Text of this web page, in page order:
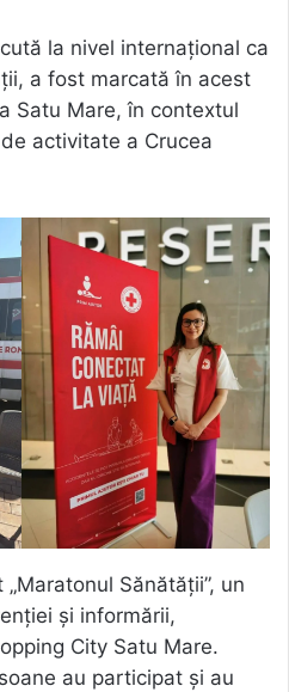
la nivel internațional ca
a fost marcată în acest
Satu Mare, în contextul
activitate a Crucea
Sănătății”, un
și informării,
City Satu Mare.
au participat și au